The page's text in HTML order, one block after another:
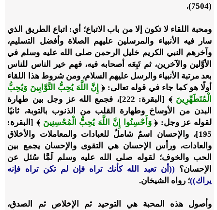
(7504).
ومحبة اللقاء لا تكون إلا من باب الاتباع؛ أي: اتباع الطريق الذي
سار فيه الأنبياء والمرسلين عليهم الصلاة وأفضل التسليم،
وآخرهم النبي الكريم خليل الرحمن صلى الله عليه وسلم في
الأوَّلين والآخرين، ثم تَبِعَه أصحابه فيه، فهم خير الناس للناس
بعد مرتبة الأنبياء والرسل عليهم السلام، ومن شروط هذا اللقاء
أولًا هو كما جاء في قوله تعالى: ﴿ إِنَّ اللَّهَ يُحِبُّ التَّوَّابِينَ وَيُحِبُّ
الْمُتَطَهِّرِينَ
﴾ [البقرة: 222]، فجمع الله عز وجل بين طهارة
البدن من الأوساخ وطهارة القلب من الذنوب بالتوبة، ثانيًا
لقوله عز وجل: ﴿وَأَحْسِنُوا إِنَّ اللَّهَ يُحِبُّ الْمُحْسِنِينَ ﴾ [البقرة:
195]، والإحسان اسمٌ شاملٌ للعبادات والمعاملات والأخلاق
والعادات، ورأس الإحسان هي التقوى والإحسان يجمع بين
الحب والخوف؛ لقوله صلى الله عليه وسلم لَمَّا سُئل عن
الإحسان؟ ((أن تعبد الله كأنك تراه فإن لم تكن تراه فإنه
يراك))؛ رواه الشيخان.
وأصول هذه المحبة هي التوحيد ثم الإخلاص ثم الصدق،